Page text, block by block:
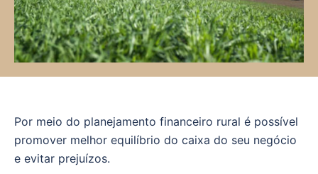
Por meio do planejamento financeiro rural é possível
promover melhor equilíbrio do caixa do seu negócio
e evitar prejuízos.